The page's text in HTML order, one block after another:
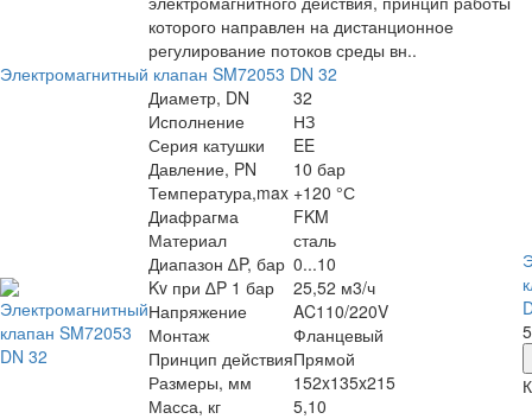
которого направлен на дистанционное
регулирование потоков среды вн..
Электромагнитный клапан SM72053 DN 32
Диаметр, DN
32
Исполнение
НЗ
Серия катушки
EE
Давление, PN
10 бар
Температура,max +120 °С
Диафрагма
FKM
Материал
сталь
Диапазон ∆P, бар 0...10
Kv при ∆P 1 бар
25,52 м3/ч
Напряжение
AC110/220V
Монтаж
Фланцевый
Принцип действияПрямой
Размеры, мм
152x135x215
Масса, кг
5,10